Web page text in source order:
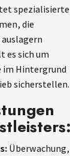
spezialisierte
die
es sich um
im Hintergrund
sicherstellen.
Überwachung,